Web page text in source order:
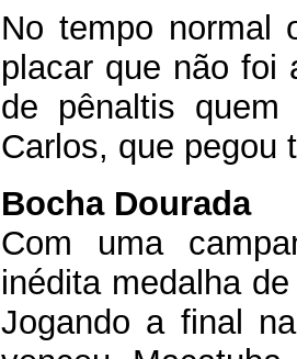
No tempo normal
placar que não foi
de pênaltis
Carlos, que pegou
Bocha Dourada
Com uma
inédita medalha
Jogando a final